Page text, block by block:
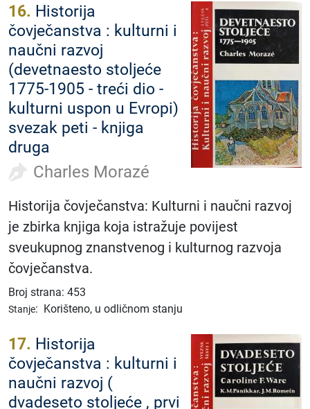
16. Historija
čovječanstva : kulturni i
naučni razvoj
(devetnaesto stoljeće
1775-1905 - treći dio -
kulturni uspon u Evropi)
svezak peti - knjiga
druga
Charles Morazé
Historija čovječanstva: Kulturni i naučni razvoj
je zbirka knjiga koja istražuje povijest
sveukupnog znanstvenog i kulturnog razvoja
čovječanstva.
Broj strana: 453
Stanje: Korišteno, u odličnom stanju
17. Historija
čovječanstva : kulturni i
naučni razvoj (
dvadeseto stoljeće , prvi